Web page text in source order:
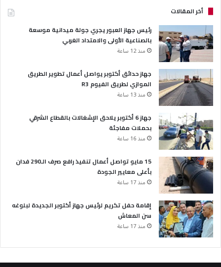
أخر المقالات
رئيس جهاز العبور يجري جولة ميدانية موسعة
بالصناعية الأولى والامتداد الغربي
منذ 12 ساعة
جهاز حدائق أكتوبر يواصل أعمال تطوير الطريق
الموازي لطريق الفيوم R3
منذ 13 ساعة
جهاز 6 أكتوبر يلاحق الإشغالات بالقطاع الشرقي
بحملات مفاجئة
منذ 16 ساعة
15 مايو تواصل أعمال تنفيذ رافع صرف الـ290 فدان
بأعلى معايير الجودة
منذ 17 ساعة
إقامة حفل تكريم لرئيس جهاز أكتوبر الجديدة لبلوغه
سن المعاش
منذ 17 ساعة